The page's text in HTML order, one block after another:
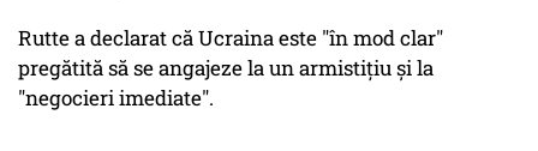
Rutte a declarat că Ucraina este "în mod clar"
pregătită să se angajeze la un armistiţiu şi la
"negocieri imediate".